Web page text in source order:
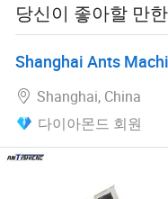
우리가 공장에서 나오
격한 요건을 가지고 있
들을 판매해 왔습니다.
자동차, 가구, 그리고 중
당신이 좋아할 만
Shanghai Ants
Shanghai, China
다이아몬드 회원